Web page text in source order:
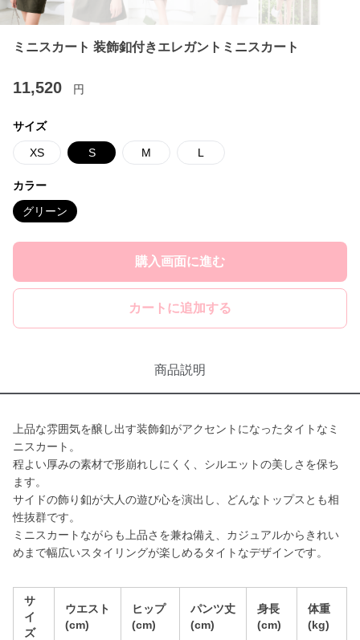
ミニスカート 装飾釦付きエレガントミニスカート
11,520 円
サイズ
XS S M L
カラー
グリーン
購入画面に進む
カートに追加する
商品説明
上品な雰囲気を醸し出す装飾釦がアクセントになったタイトなミ
ニスカート。
程よい厚みの素材で形崩れしにくく、シルエットの美しさを保ち
ます。
サイドの飾り釦が大人の遊び心を演出し、どんなトップスとも相
性抜群です。
ミニスカートながらも上品さを兼ね備え、カジュアルからきれい
めまで幅広いスタイリングが楽しめるタイトなデザインです。
サ
イ
ズ
ウエスト
(cm)
ヒップ
(cm)
パンツ丈
(cm)
身長
(cm)
体重
(kg)